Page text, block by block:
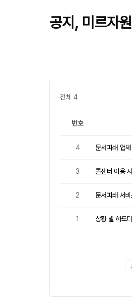
공지, 미르자
전체 4
번호
4 문서파쇄 업
3 콜센터 이용
2 문서파쇄 서
1 상황 별 하드